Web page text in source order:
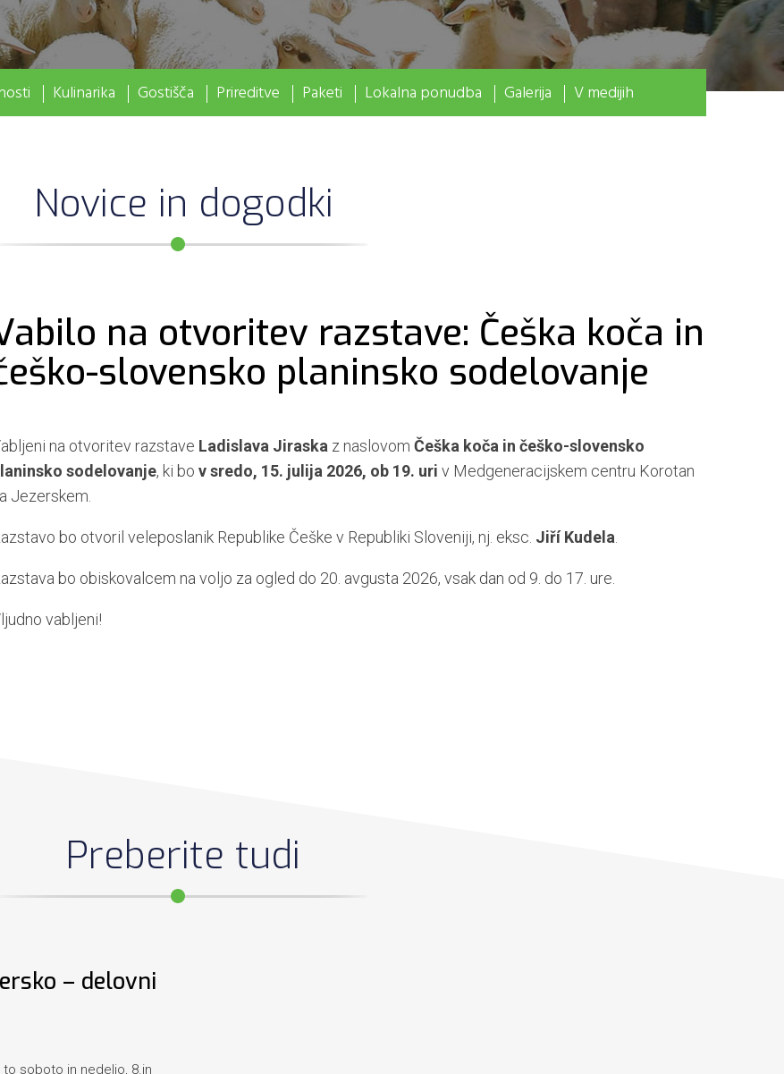
Kulinarika Gostišča Prireditve Paketi Lokalna ponudba Galerija V medijih
Novice in dogodki
na otvoritev razstave: Češka koča in
slovensko planinsko sodelovanje
na otvoritev razstave Ladislava Jiraska z naslovom Češka koča in češko-slovensko
sodelovanje, ki bo v sredo, 15. julija 2026, ob 19. uri v Medgeneracijskem centru Korotan
Jezerskem.
bo otvoril veleposlanik Republike Češke v Republiki Sloveniji, nj. eksc. Jiří Kudela.
bo obiskovalcem na voljo za ogled do 20. avgusta 2026, vsak dan od 9. do 17. ure.
vabljeni!
Preberite tudi
– delovni
soboto in nedeljo, 8.in